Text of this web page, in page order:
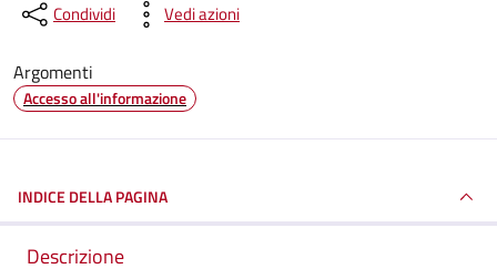
Condividi Vedi azioni
Argomenti
Accesso all'informazione
INDICE DELLA PAGINA
Descrizione